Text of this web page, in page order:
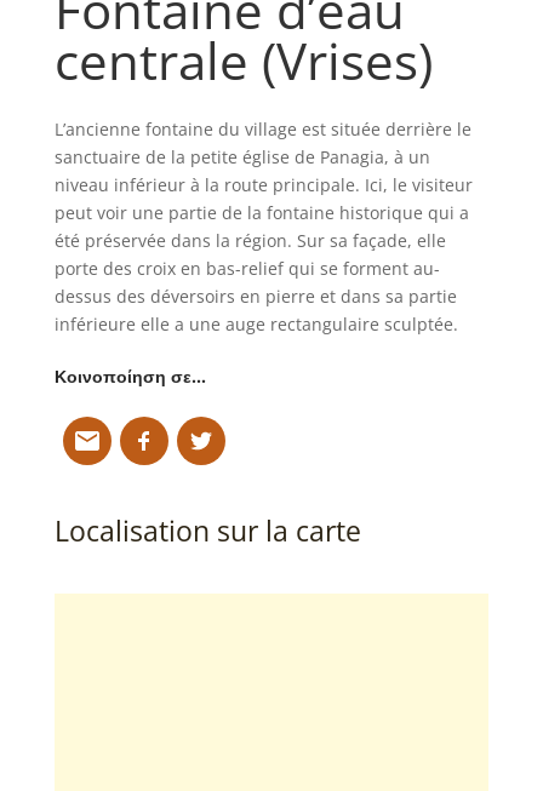
centrale (Vrises)
L’ancienne fontaine du village est située derrière le
sanctuaire de la petite église de Panagia, à un
niveau inférieur à la route principale. Ici, le visiteur
peut voir une partie de la fontaine historique qui a
été préservée dans la région. Sur sa façade, elle
porte des croix en bas-relief qui se forment au-
dessus des déversoirs en pierre et dans sa partie
inférieure elle a une auge rectangulaire sculptée.
Κοινοποίηση σε…
Localisation sur la carte